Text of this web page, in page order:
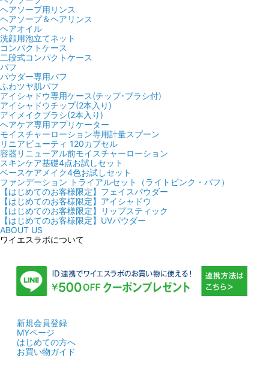
ヘアソープ用リンス
ヘアソープ＆ヘアリンス
ヘアオイル
洗顔用泡立てネット
コンパクトケース
二段式コンパクトケース
パフ
パウダー専用パフ
ふわツヤ肌パフ
アイシャドウ専用ケース(チップ･ブラシ付)
アイシャドウチップ(2本入り)
アイメイクブラシ(2本入り)
ヘアケア専用アプリケーター
モイスチャーローション専用計量スプーン
リニアビューティ 120カプセル
容器リニューアル前モイスチャーローション
スキンケア基礎4点お試しセット
ベースケアメイク4色お試しセット
ファンデーション トライアルセット（ライトピンク・パフ）
【はじめてのお客様限定】フェイスパウダー
【はじめてのお客様限定】アイシャドウ
【はじめてのお客様限定】リップスティック
【はじめてのお客様限定】UVパウダー
ABOUT US
ワイエスラボについて
新規会員登録
MYページ
はじめての方へ
お買い物ガイド